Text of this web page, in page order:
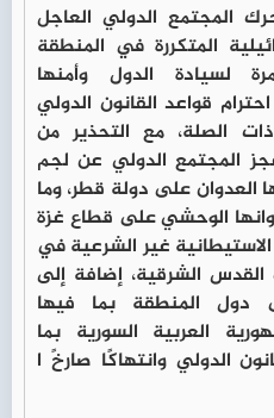
المجتمع الدولي العاجل
المتكررة في المنطقة
لسيادة الدول وأمنها
قواعد القانون الدولي
الصلة، مع التحذير من
المجتمع الدولي عن لجم
العدوان على دولة قطر، وما
الوحشي على قطاع غزة
غير الشرعية في
الشرقية، إضافة إلى
دول المنطقة بما فيها
العربية السورية بما
الدولي وانتهاكًا صارخً ا